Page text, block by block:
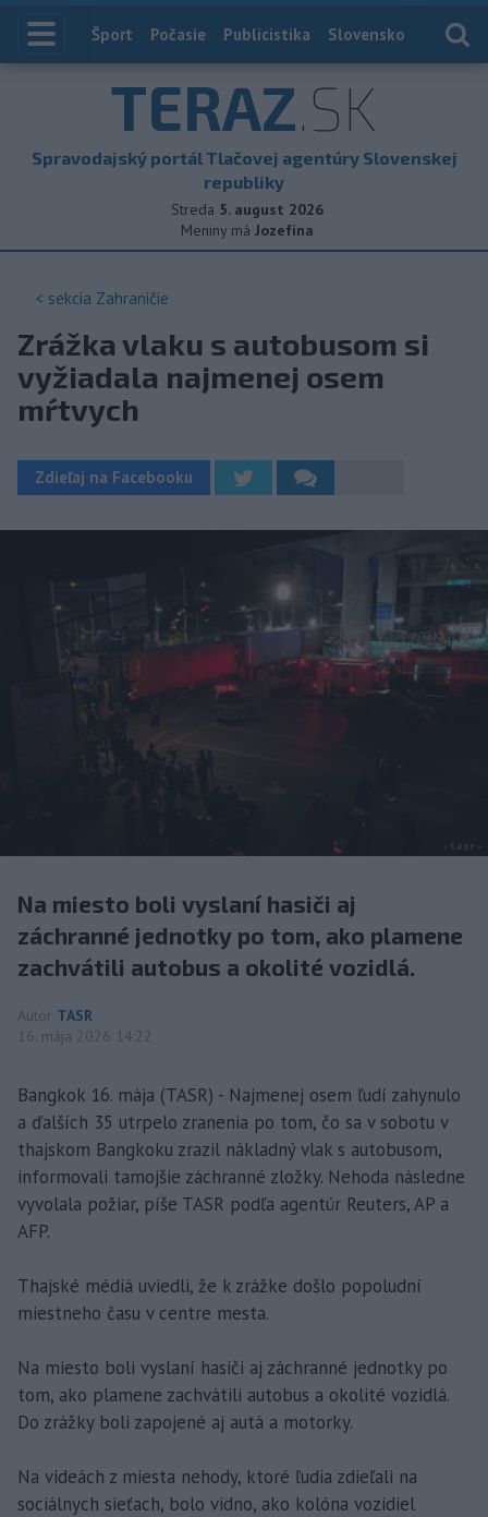
Index
Šport Počasie Publicistika Slovensko
TERAZ.SK
Spravodajský portál Tlačovej agentúry Slovenskej
republiky
Streda 5. august 2026
Meniny má Jozefína
< sekcia Zahraničie
Zrážka vlaku s autobusom si
vyžiadala najmenej osem
mŕtvych
Zdieľaj na Facebooku
Na miesto boli vyslaní hasiči aj
záchranné jednotky po tom, ako plamene
zachvátili autobus a okolité vozidlá.
Autor TASR
16. mája 2026 14:22
Bangkok 16. mája (TASR) - Najmenej osem ľudí zahynulo
a ďalších 35 utrpelo zranenia po tom, čo sa v sobotu v
thajskom Bangkoku zrazil nákladný vlak s autobusom,
informovali tamojšie záchranné zložky. Nehoda následne
vyvolala požiar, píše TASR podľa agentúr Reuters, AP a
AFP.
Thajské médiá uviedli, že k zrážke došlo popoludní
miestneho času v centre mesta.
Na miesto boli vyslaní hasiči aj záchranné jednotky po
tom, ako plamene zachvátili autobus a okolité vozidlá.
Do zrážky boli zapojené aj autá a motorky.
Na videách z miesta nehody, ktoré ľudia zdieľali na
sociálnych sieťach, bolo vidno, ako kolóna vozidiel